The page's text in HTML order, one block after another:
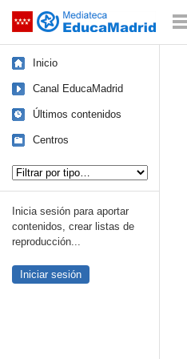
Saltar navegación
Inicio
Canal EducaMadrid
Últimos contenidos
Centros
Inicia sesión para aportar
contenidos, crear listas de
reproducción...
Iniciar sesión